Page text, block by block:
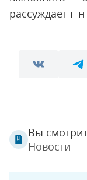
рассуждает г-н
Вы
Новости